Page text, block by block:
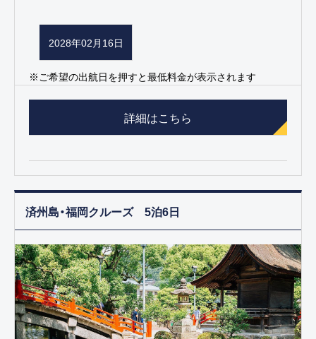
2028年02月16日
※ご希望の出航日を押すと最低料金が表示されます
詳細はこちら
済州島・福岡クルーズ 5泊6日